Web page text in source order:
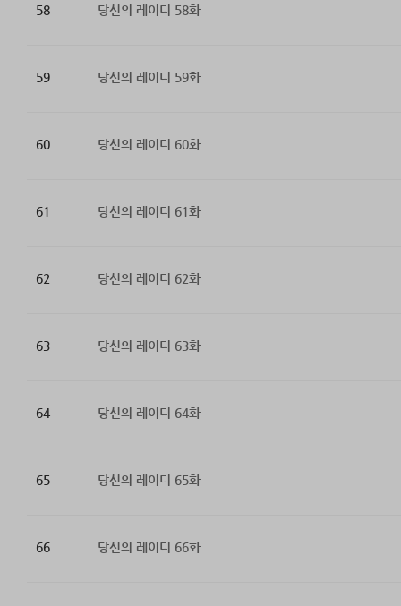
58 당신의 레이디 58화
59 당신의 레이디 59화
60 당신의 레이디 60화
61 당신의 레이디 61화
62 당신의 레이디 62화
63 당신의 레이디 63화
64 당신의 레이디 64화
65 당신의 레이디 65화
66 당신의 레이디 66화